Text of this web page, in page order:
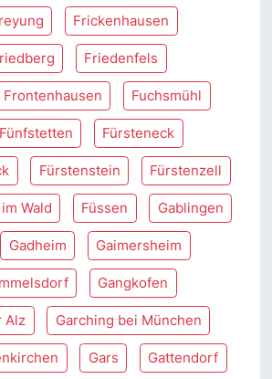
Frickenhausen
Friedenfels
Frontenhausen Fuchsmühl
Fünfstetten Fürsteneck
Fürstenstein Fürstenzell
Wald Füssen Gablingen
Gadheim Gaimersheim
Gangkofen
Alz Garching bei München
Gars Gattendorf